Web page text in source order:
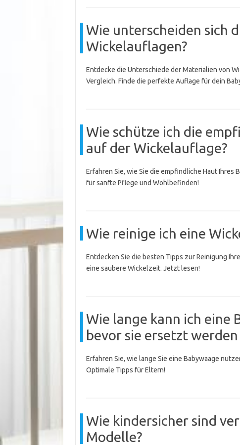
Wie unterscheiden sich
Wickelauflagen?
Entdecke die Unterschiede der Materialien von
Vergleich. Finde die perfekte Auflage für dein
Wie schütze ich die
auf der Wickelauflage?
Erfahren Sie, wie Sie die empfindliche Haut Ihres
für sanfte Pflege und Wohlbefinden!
Wie reinige ich eine
Entdecken Sie die besten Tipps zur Reinigung
eine saubere Wickelzeit. Jetzt lesen!
Wie lange kann ich eine
bevor sie ersetzt werden
Erfahren Sie, wie lange Sie eine Babywaage
Optimale Tipps für Eltern!
Wie kindersicher sind
Modelle?